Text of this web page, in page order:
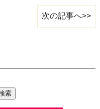
次の記事へ>>